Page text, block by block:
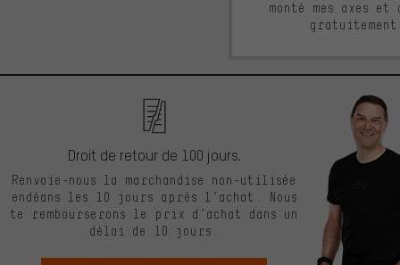
monté mes axes et
Droit de retour de 100 jours.
Renvoie-nous la marchandise non-utilisée
endéans les 10 jours après l’achat. Nous
te rembourserons le prix d’achat dans un
délai de 10 jours.